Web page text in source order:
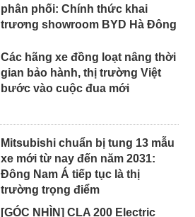
phân phối: Chính thức khai
trương showroom BYD Hà Đông
Các hãng xe đồng loạt nâng thời
gian bảo hành, thị trường Việt
bước vào cuộc đua mới
Mitsubishi chuẩn bị tung 13 mẫu
xe mới từ nay đến năm 2031:
Đông Nam Á tiếp tục là thị
trường trọng điểm
[GÓC NHÌN] CLA 200 Electric